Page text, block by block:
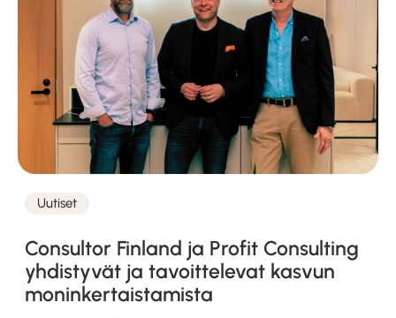
Kategoriat
Uutiset
Consultor Finland ja Profit Consulting
yhdistyvät ja tavoittelevat kasvun
moninkertaistamista